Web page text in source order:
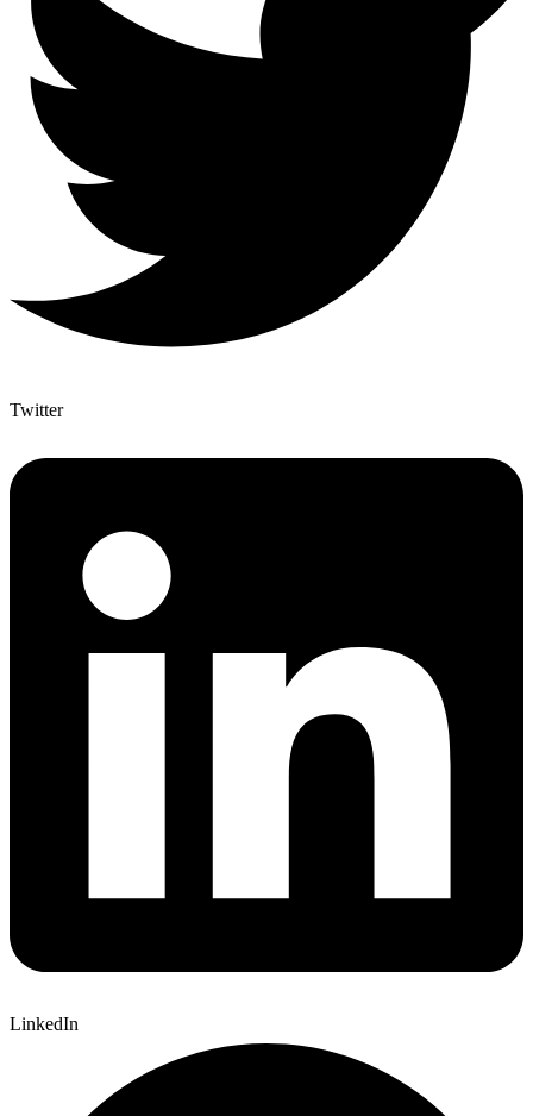
Twitter
LinkedIn